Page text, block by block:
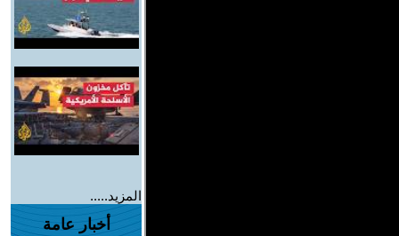
المزيد.....
أخبار عامة